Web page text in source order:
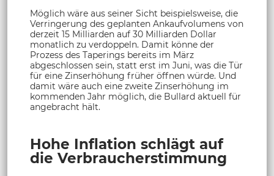
Möglich wäre aus seiner Sicht beispielsweise, die
Verringerung des geplanten Ankaufvolumens von
derzeit 15 Milliarden auf 30 Milliarden Dollar
monatlich zu verdoppeln. Damit könne der
Prozess des Taperings bereits im März
abgeschlossen sein, statt erst im Juni, was die Tür
für eine Zinserhöhung früher öffnen würde. Und
damit wäre auch eine zweite Zinserhöhung im
kommenden Jahr möglich, die Bullard aktuell für
angebracht hält.
Hohe Inflation schlägt auf
die Verbraucherstimmung